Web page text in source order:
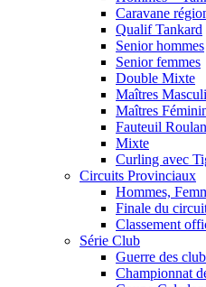
Caravane
Qualif Tankard
Senior hommes
Senior femmes
Double Mixte
Maîtres
Maîtres
Fauteuil
Mixte
Curling avec
Circuits Provinciaux
Hommes,
Finale du
Classement
Série Club
Guerre des
Championnat